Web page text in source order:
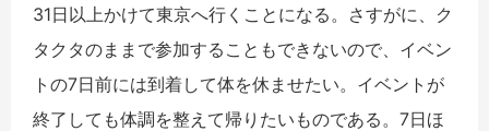
31日以上かけて東京へ行くことになる。さすがに、ク
タクタのままで参加することもできないので、イベン
トの7日前には到着して体を休ませたい。イベントが
終了しても体調を整えて帰りたいものである。7日ほ